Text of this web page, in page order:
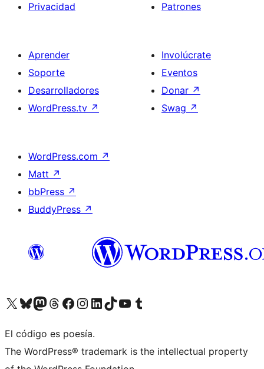
Privacidad
Patrones
Aprender
Soporte
Desarrolladores
WordPress.tv ↗
Involúcrate
Eventos
Donar ↗
Swag ↗
WordPress.com ↗
Matt ↗
bbPress ↗
BuddyPress ↗
Visita nuestra cuenta de X (anteriormente Twitter)
Visit our Bluesky account
Visit our Mastodon account
Visit our Threads account
Visita nuestra página de Facebook
Visita nuestra cuenta de Instagram
Visita nuestra cuenta de LinkedIn
Visit our TikTok account
Visita nuestro canal de YouTube
Visit our Tumblr account
El código es poesía.
The WordPress® trademark is the intellectual property